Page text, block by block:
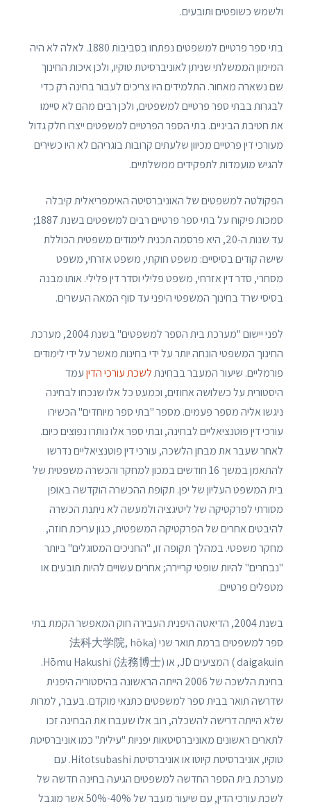
ולשמש כשופטים ותובעים.
בתי ספר פרטיים למשפטים נפתחו בסביבות 1880. לאלה לא היה
המימון הממשלתי שניתן לאוניברסיטת טוקיו, ולכן איכות החינוך
שם נשארה מאחור. התלמידים היו צריכים לעבור בחינה רק כדי
לבגרות בבתי ספר פרטיים למשפטים, ולכן רבים מהם לא סיימו
את חטיבת הביניים. בתי הספר הפרטיים למשפטים ייצרו חלק גדול
מעורכי דין פרטיים מכיוון שלעתים קרובות בוגריהם לא היו כשירים
להגיש מועמדות לתפקידים ממשלתיים.
הפקולטה למשפטים של האוניברסיטה האימפריאלית קיבלה
סמכות פיקוח על בתי ספר פרטיים רבים למשפטים בשנת 1887;
עד שנות ה-20, היא פרסמה תכנית לימודים משפטית הכוללת
שישה קודים בסיסיים: משפט חוקתי, משפט אזרחי, משפט
מסחרי, סדר דין אזרחי, משפט פלילי וסדר דין פלילי. אותו מבנה
בסיסי שרד בחינוך המשפטי היפני עד סוף המאה העשרים.
לפני יישום "מערכת בית הספר למשפטים" בשנת 2004, מערכת
החינוך המשפטי הונחה יותר על ידי בחינות מאשר על ידי לימודים
פורמליים. שיעור המעבר בבחינתלשכת עורכי הדיןעמד
היסטורית על כשלושה אחוזים, וכמעט כל אלו שנכחו לבחינה
ניגשו אליה מספר פעמים. מספר "בתי ספר מיוחדים" הכשירו
עורכי דין פוטנציאליים לבחינה, ובתי ספר אלו נותרו נפוצים כיום.
לאחר שעבר את מבחן הלשכה, עורכי דין פוטנציאליים נדרשו
להתאמן במשך 16 חודשים במכון למחקר והכשרה משפטית של
בית המשפט העליון של יפן. תקופת ההכשרה הוקדשה באופן
מסורתי לפרקטיקה של ליטיגציה ולמעשה לא ניתנת הכשרה
להיבטים אחרים של הפרקטיקה המשפטית, כגון עריכת חוזה,
מחקר משפטי. במהלך תקופה זו, "החניכים המסוגלים" ביותר
"נבחרים" להיות שופטי קריירה; אחרים עשויים להיות תובעים או
מטפלים פרטיים.
בשנת 2004, הדיאטה היפנית העבירה חוק המאפשר הקמת בתי
ספר למשפטים ברמת תואר שני (法科大学院, hōka
daigakuin ) המציעים JD, או Hōmu Hakushi (法務博士).
בחינת הלשכה של 2006 הייתה הראשונה בהיסטוריה היפנית
שדרשה תואר בבית ספר למשפטים כתנאי מוקדם. בעבר, למרות
שלא הייתה דרישה להשכלה, רוב אלו שעברו את הבחינה זכו
לתארים ראשונים מאוניברסיטאות יפניות "עילית" כמו אוניברסיטת
טוקיו, אוניברסיטת קיוטו או אוניברסיטת Hitotsubashi. עם
מערכת בית הספר החדשה למשפטים הגיעה בחינה חדשה של
לשכת עורכי הדין, עם שיעור מעבר של 40%-50% אשר מוגבל